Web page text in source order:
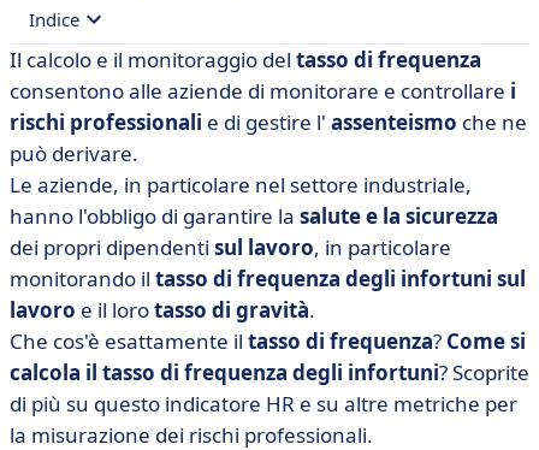
Indice
• Che cos'è il tasso di frequenza?
• Come si calcola il tasso di frequenza degli infortuni
sul lavoro?
• Calcolare facilmente il tasso di frequenza con un
software
• Il tasso di frequenza medio in Francia
• Verso una cultura della prevenzione del rischio
Il calcolo e il monitoraggio del tasso di frequenza
consentono alle aziende di monitorare e controllare i
rischi professionali e di gestire l' assenteismo che ne
può derivare.
Le aziende, in particolare nel settore industriale,
hanno l'obbligo di garantire la salute e la sicurezza
dei propri dipendenti sul lavoro, in particolare
monitorando il tasso di frequenza degli infortuni sul
lavoro e il lorotasso di gravità.
Che cos'è esattamente il tasso di frequenza? Come si
calcola il tasso di frequenza degli infortuni? Scoprite
di più su questo indicatore HR e su altre metriche per
la misurazione dei rischi professionali.